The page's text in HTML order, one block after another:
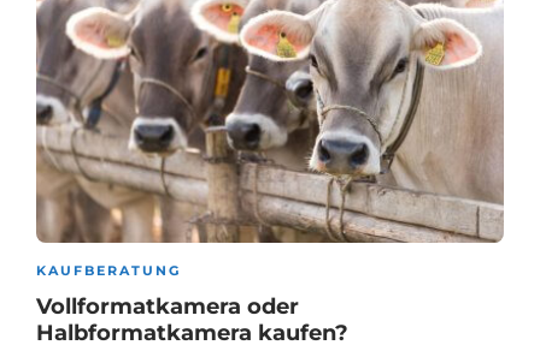
KAUFBERATUNG
Vollformatkamera oder
Halbformatkamera kaufen?